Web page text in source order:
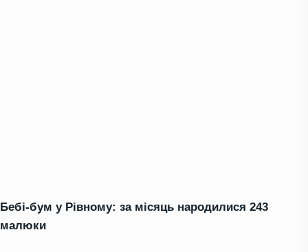
Бебі-бум у Рівному: за місяць народилися 243
малюки